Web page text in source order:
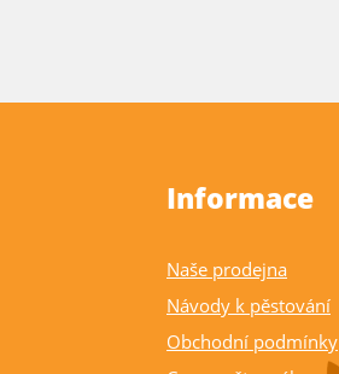
Informace
Naše prodejna
Návody k pěstování
Obchodní podmínky